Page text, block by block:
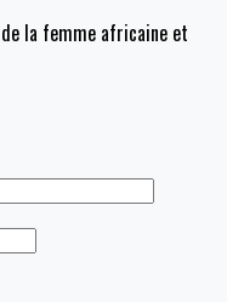
la femme africaine et